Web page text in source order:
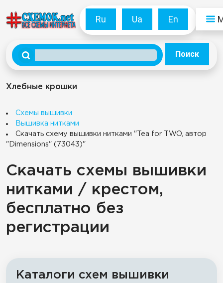
Ru Ua En
Поиск
Хлебные крошки
Схемы вышивки
Вышивка нитками
Скачать схему вышивки нитками "Tea for TWO, автор
"Dimensions" (73043)"
Скачать схемы вышивки
нитками / крестом,
бесплатно без
регистрации
Каталоги схем вышивки